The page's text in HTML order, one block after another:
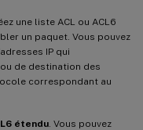
une liste ACL ou ACL6
un paquet. Vous pouvez
IP qui
de destination des
correspondant au
étendu . Vous pouvez